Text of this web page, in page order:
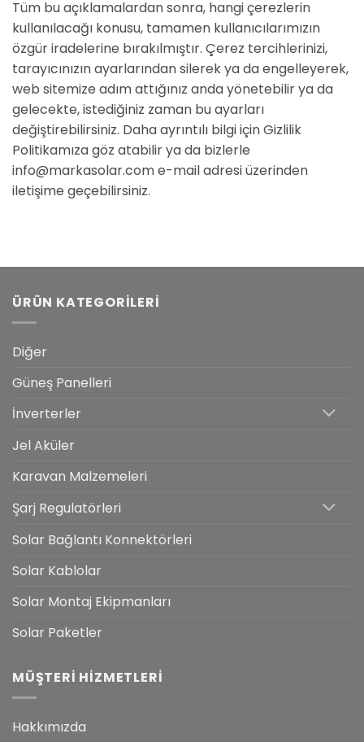
Tüm bu açıklamalardan sonra, hangi çerezlerin
kullanılacağı konusu, tamamen kullanıcılarımızın
özgür iradelerine bırakılmıştır. Çerez tercihlerinizi,
tarayıcınızın ayarlarından silerek ya da engelleyerek,
web sitemize adım attığınız anda yönetebilir ya da
gelecekte, istediğiniz zaman bu ayarları
değiştirebilirsiniz. Daha ayrıntılı bilgi için Gizlilik
Politikamıza göz atabilir ya da bizlerle
info@markasolar.com e-mail adresi üzerinden
iletişime geçebilirsiniz.
ÜRÜN KATEGORILERI
Diğer
Güneş Panelleri
İnverterler
Jel Aküler
Karavan Malzemeleri
Şarj Regulatörleri
Solar Bağlantı Konnektörleri
Solar Kablolar
Solar Montaj Ekipmanları
Solar Paketler
MÜŞTERI HIZMETLERI
Hakkımızda